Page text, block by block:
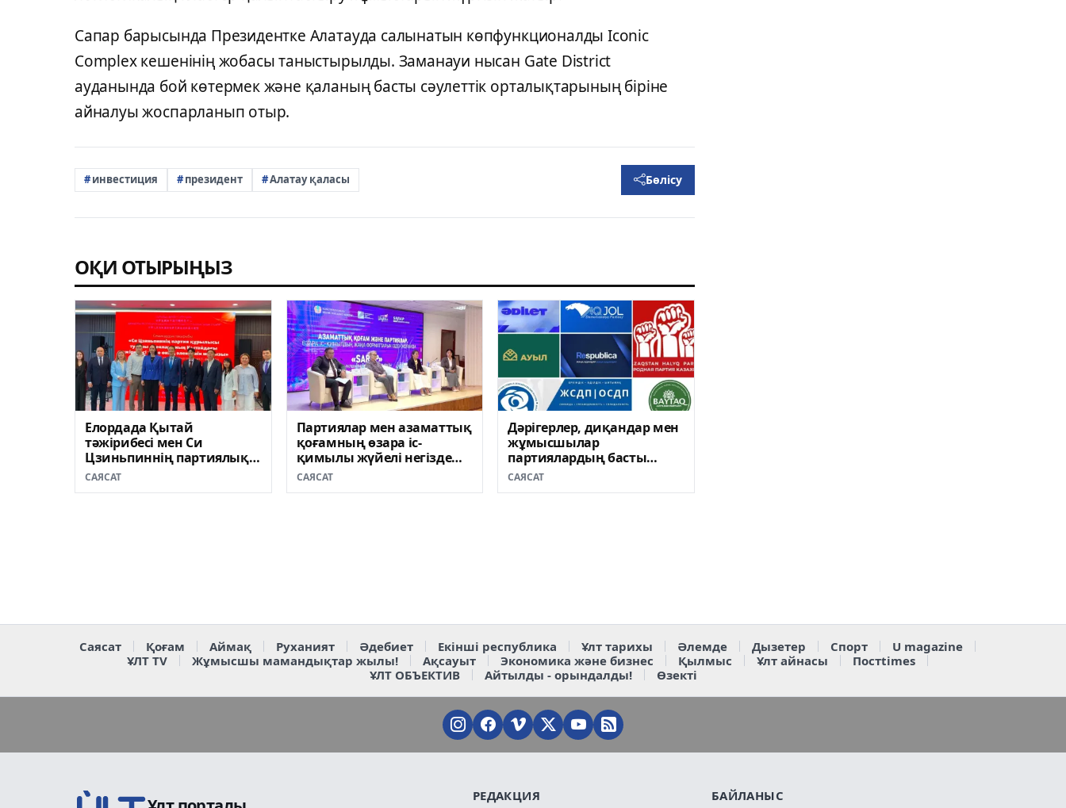
Сапар барысында Президентке Алатауда салынатын көпфункционалды Iconic
Complex кешенінің жобасы таныстырылды. Заманауи нысан Gate District
ауданында бой көтермек және қаланың басты сәулеттік орталықтарының біріне
айналуы жоспарланып отыр.
инвестиция президент Алатау қаласы Бөлісу
ОҚИ ОТЫРЫҢЫЗ
Елордада Қытай
тәжірибесі мен Си
Цзиньпиннің партиялық
құрылыс идеялары
САЯСАТ
Партиялар мен азаматтық
қоғамның өзара іс-
қимылы жүйелі негізде
артып келеді – «Sarap»
САЯСАТ
Дәрігерлер, диқандар мен
жұмысшылар
партиялардың басты
аудиториясына айналды
САЯСАТ
Саясат Қоғам Аймақ Руханият Әдебиет Екінші республика Ұлт тарихы Әлемде Дызетер Спорт
U magazine
ҰЛТ TV
Жұмысшы мамандықтар жылы! Ақсауыт Экономика және бизнес Қылмыс Ұлт айнасы
Постtimes
ҰЛТ ОБЪЕКТИВ
Айтылды - орындалды! Өзекті
РЕДАКЦИЯ БАЙЛАНЫС